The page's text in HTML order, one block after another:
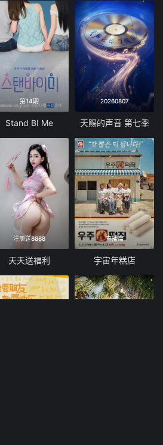
第14期
Stand BI Me
20260807
天赐的声音 第七季
注册送8888
天天送福利
直播篇
宇宙年糕店